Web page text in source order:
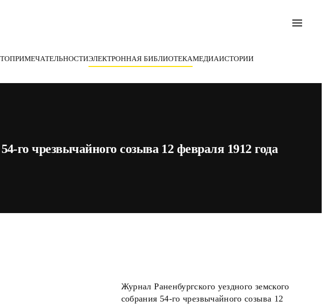
ЭЛЕКТРОННАЯ БИБЛИОТЕКАМЕДИАИСТОРИИ
го чрезвычайного созыва 12 февраля 1912 года
Журнал Раненбургского уездного земского
собрания 54-го чрезвычайного созыва 12